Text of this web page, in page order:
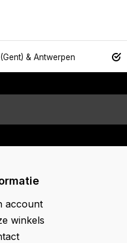
& Antwerpen
account
winkels